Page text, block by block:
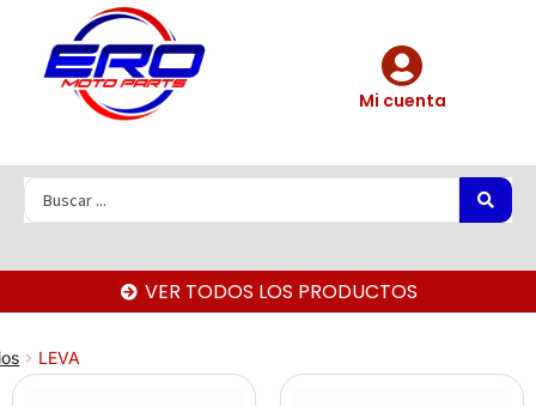
Mi cuenta
VER TODOS LOS PRODUCTOS
LEVA